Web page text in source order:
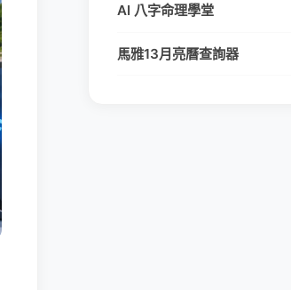
AI 八字命理學堂
馬雅13月亮曆查詢器